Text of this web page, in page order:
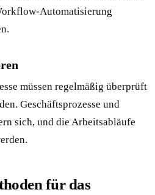
Automatisierung
müssen regelmäßig überprüft
Geschäftsprozesse und
sich, und die Arbeitsabläufe
für das